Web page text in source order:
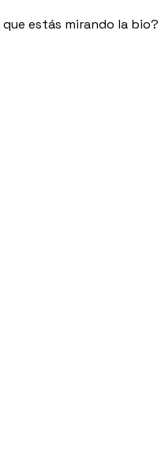
estás mirando la